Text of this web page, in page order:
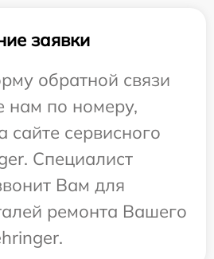
заявки
обратной связи
нам по номеру,
сайте сервисного
Специалист
Вам для
ремонта Вашего